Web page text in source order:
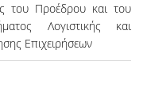
του Προέδρου και του
Λογιστικής και
Επιχειρήσεων